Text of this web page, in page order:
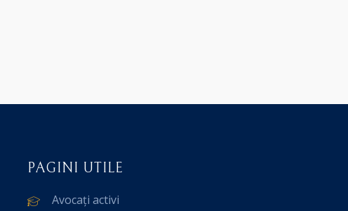
PAGINI UTILE
Avocați activi